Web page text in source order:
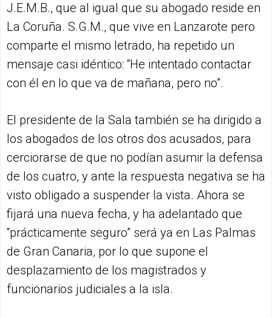
J.E.M.B., que al igual que su abogado reside en
La Coruña. S.G.M., que vive en Lanzarote pero
comparte el mismo letrado, ha repetido un
mensaje casi idéntico: “He intentado contactar
con él en lo que va de mañana, pero no”.
El presidente de la Sala también se ha dirigido a
los abogados de los otros dos acusados, para
cerciorarse de que no podían asumir la defensa
de los cuatro, y ante la respuesta negativa se ha
visto obligado a suspender la vista. Ahora se
fijará una nueva fecha, y ha adelantado que
“prácticamente seguro” será ya en Las Palmas
de Gran Canaria, por lo que supone el
desplazamiento de los magistrados y
funcionarios judiciales a la isla.